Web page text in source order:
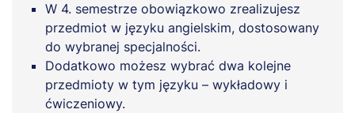
W 4. semestrze obowiązkowo zrealizujesz
przedmiot w języku angielskim, dostosowany
do wybranej specjalności.
Dodatkowo możesz wybrać dwa kolejne
przedmioty w tym języku – wykładowy i
ćwiczeniowy.